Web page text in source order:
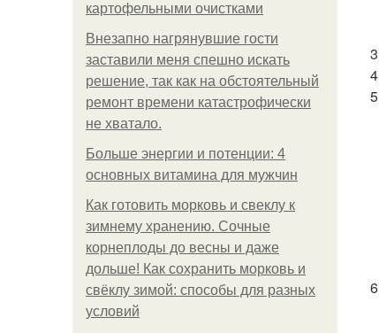
картофельными очистками
Внезапно нагрянувшие гости
заставили меня спешно искать
решение, так как на обстоятельный
ремонт времени катастрофически
не хватало.
Больше энергии и потенции: 4
основных витамина для мужчин
Как готовить морковь и свеклу к
зимнему хранению. Сочные
корнеплоды до весны и даже
дольше! Как сохранить морковь и
свёклу зимой: способы для разных
условий